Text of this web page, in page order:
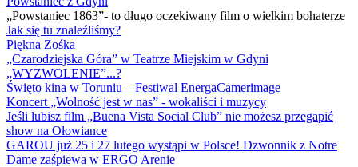
„Powstaniec 1863”- to długo oczekiwany film o wielkim bohaterze
Jak się tu znaleźliśmy?
Piękna Zośka
„Czarodziejska Góra” w Teatrze Miejskim w Gdyni
„WYZWOLENIE”...?
Święto kina w Toruniu – Festiwal EnergaCamerimage
Koncert „Wolność jest w nas” - wokaliści i muzycy
Jeśli lubisz film „Buena Vista Social Club” nie możesz przegapić
show na Ołowiance
GAROU już 25 i 27 lutego wystąpi w Polsce! Dzwonnik z Notre
Dame zaśpiewa w ERGO Arenie